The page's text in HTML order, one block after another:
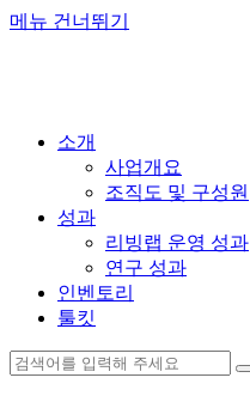
메뉴 건너뛰기
소개
사업개요
조직도 및 구성원
성과
리빙랩 운영 성과
연구 성과
인벤토리
툴킷